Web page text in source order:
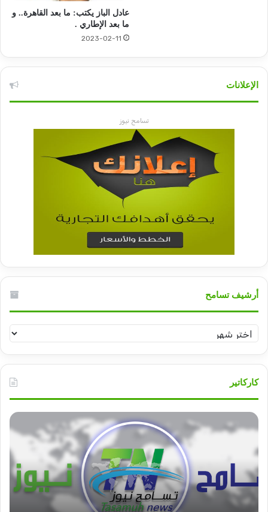
عادل الباز يكتب: ما بعد القاهرة.. و
ما بعد الإطاري .
2023-02-11
الإعلانات
تسامح نيوز
أرشيف تسامح
أرشيف
تسامح
كاركاتير
قوات
الدعم
قطاع
ولاية
شرق
دارفور
تؤمن2022-12-08